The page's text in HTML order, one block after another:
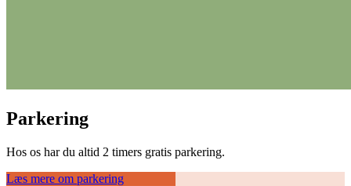
Parkering
Hos os har du altid 2 timers gratis parkering.
Læs mere om parkering